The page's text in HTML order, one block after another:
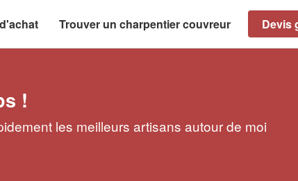
Trouver un charpentier couvreur Devis
!
les meilleurs artisans autour de moi